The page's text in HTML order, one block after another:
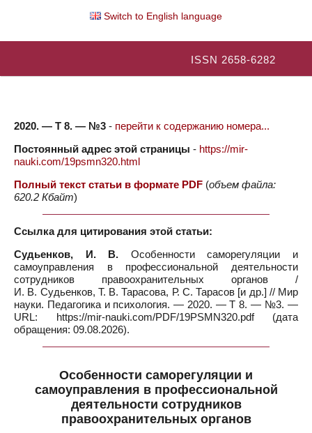
Switch to English language
ISSN 2658-6282
2020. — Т 8. — №3 - перейти к содержанию номера...
Постоянный адрес этой страницы - https://mir-
nauki.com/19psmn320.html
Полный текст статьи в формате PDF (объем файла:
620.2 Кбайт)
Ссылка для цитирования этой статьи:
Судьенков, И. В. Особенности саморегуляции и
самоуправления в профессиональной деятельности
сотрудников правоохранительных органов /
И. В. Судьенков, Т. В. Тарасова, Р. С. Тарасов [и др.] // Мир
науки. Педагогика и психология. — 2020. — Т 8. — №3. —
URL: https://mir-nauki.com/PDF/19PSMN320.pdf (дата
обращения: 09.08.2026).
Особенности саморегуляции и
самоуправления в профессиональной
деятельности сотрудников
правоохранительных органов